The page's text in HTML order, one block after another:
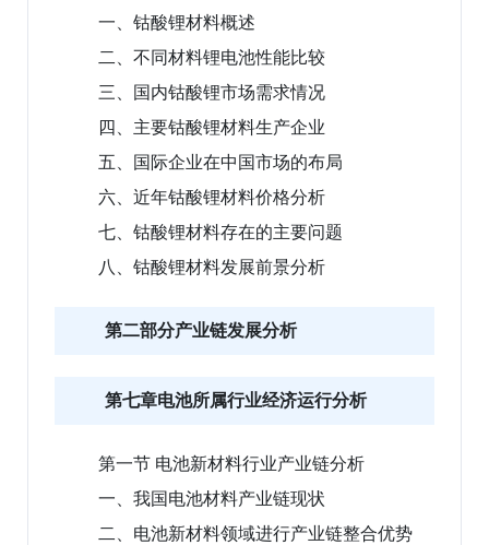
一、钴酸锂材料概述
二、不同材料锂电池性能比较
三、国内钴酸锂市场需求情况
四、主要钴酸锂材料生产企业
五、国际企业在中国市场的布局
六、近年钴酸锂材料价格分析
七、钴酸锂材料存在的主要问题
八、钴酸锂材料发展前景分析
第二部分产业链发展分析
第七章电池所属行业经济运行分析
第一节 电池新材料行业产业链分析
一、我国电池材料产业链现状
二、电池新材料领域进行产业链整合优势